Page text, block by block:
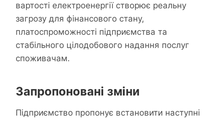
вартості електроенергії створює реальну
загрозу для фінансового стану,
платоспроможності підприємства та
стабільного цілодобового надання послуг
споживачам.
Запропоновані зміни
Підприємство пропонує встановити наступні